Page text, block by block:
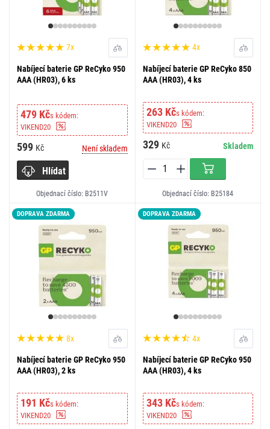
7x
Nabíjecí baterie GP ReCyko 950
AAA (HR03), 6 ks
479 Kčs kódem:
VIKEND20
599 Kč Není skladem
Hlídat
Objednací číslo: B2511V
4x
Nabíjecí baterie GP ReCyko 850
AAA (HR03), 4 ks
263 Kčs kódem:
VIKEND20
329 Kč Skladem
Objednací číslo: B25184
DOPRAVA ZDARMA
8x
Nabíjecí baterie GP ReCyko 950
AAA (HR03), 2 ks
191 Kčs kódem:
VIKEND20
DOPRAVA ZDARMA
4x
Nabíjecí baterie GP ReCyko 950
AAA (HR03), 4 ks
343 Kčs kódem:
VIKEND20